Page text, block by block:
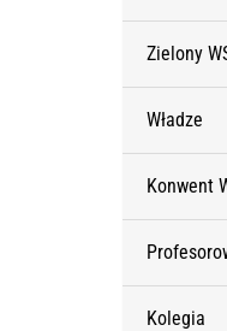
Zielony
Władze
Konwent
Kolegia